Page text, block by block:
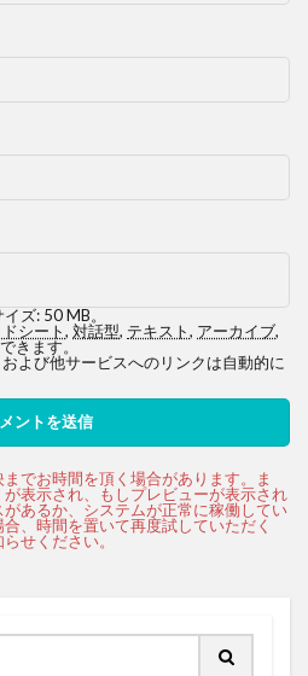
ズ: 50 MB。
シート, 対話型, テキスト, アーカイブ,
きます。
よび他サービスへのリンクは自動的に